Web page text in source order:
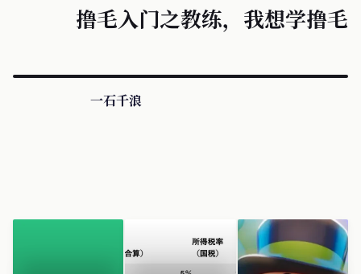
撸毛入门之教练，我想学撸毛
一石千浪